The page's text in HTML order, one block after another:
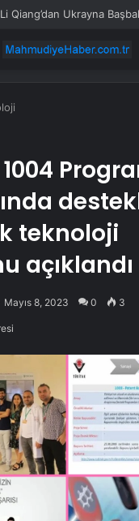
teknoloji
açıklandı
Mayıs 8, 2023 0 3